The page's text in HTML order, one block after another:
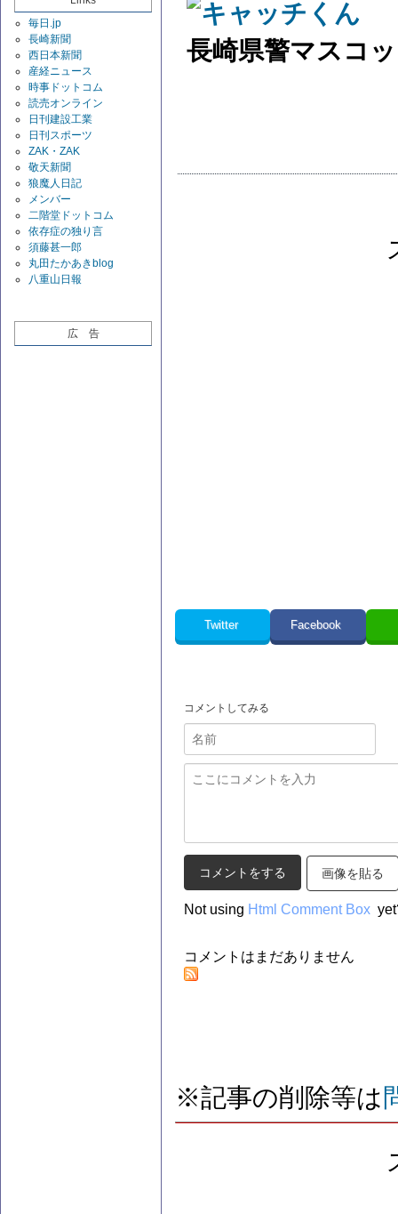
毎日.jp
長崎新聞
西日本新聞
産経ニュース
時事ドットコム
読売オンライン
日刊建設工業
日刊スポーツ
ZAK・ZAK
敬天新聞
狼魔人日記
メンバー
二階堂ドットコム
依存症の独り言
須藤甚一郎
丸田たかあきblog
八重山日報
広 告
長崎県警マスコ
Twitter Facebook
コメントしてみる
画像を貼る
Not using Html Comment Box
コメントはまだありません
※記事の削除等は